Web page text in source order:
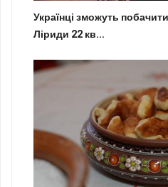
Українці зможуть
Ліриди 22 кв...